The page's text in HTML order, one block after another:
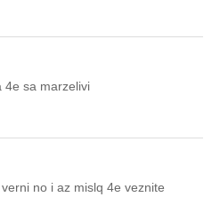
4e sa marzelivi
no i az mislq 4e veznite